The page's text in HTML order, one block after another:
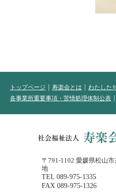
トップページ 寿楽会とは わたした
各事業所重要事項・苦情処理体制公表
〒791-1102 愛媛県松山
地
TEL089-975-1335
FAX 089-975-1326